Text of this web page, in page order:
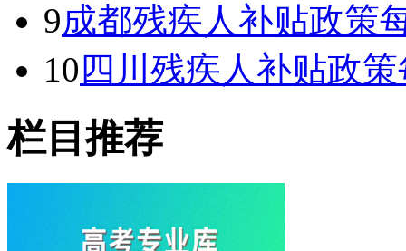
9成都残疾人补贴政策
10 四川残疾人补贴政
栏目推荐